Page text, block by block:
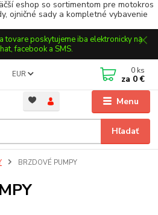
eshop so sortimentom pre motokros
ojničné sady a kompletné vybavenie
tovare poskytujeme iba elektronicky na
facebook a SMS.
Menu
EUR
Hľadať
0 ks
za 0 €
BRZDOVÉ PUMPY